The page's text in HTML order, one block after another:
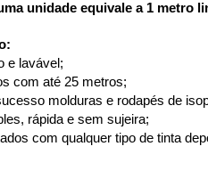
unidade equivale a 1 metro
e lavável;
com até 25 metros;
molduras e rodapés de
rápida e sem sujeira;
com qualquer tipo de tinta